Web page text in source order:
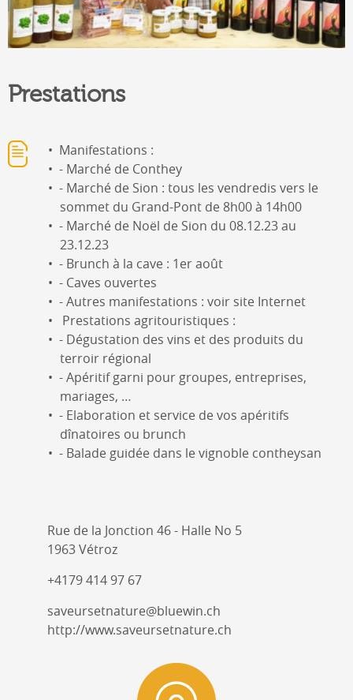
Prestations
Manifestations :
- Marché de Conthey
- Marché de Sion : tous les vendredis vers le
sommet du Grand-Pont de 8h00 à 14h00
- Marché de Noël de Sion du 08.12.23 au
23.12.23
- Brunch à la cave : 1er août
- Caves ouvertes
- Autres manifestations : voir site Internet
Prestations agritouristiques :
- Dégustation des vins et des produits du
terroir régional
- Apéritif garni pour groupes, entreprises,
mariages, …
- Elaboration et service de vos apéritifs
dînatoires ou brunch
- Balade guidée dans le vignoble contheysan
Rue de la Jonction 46 - Halle No 5
1963 Vétroz
+4179 414 97 67
saveursetnature@bluewin.ch
http://www.saveursetnature.ch